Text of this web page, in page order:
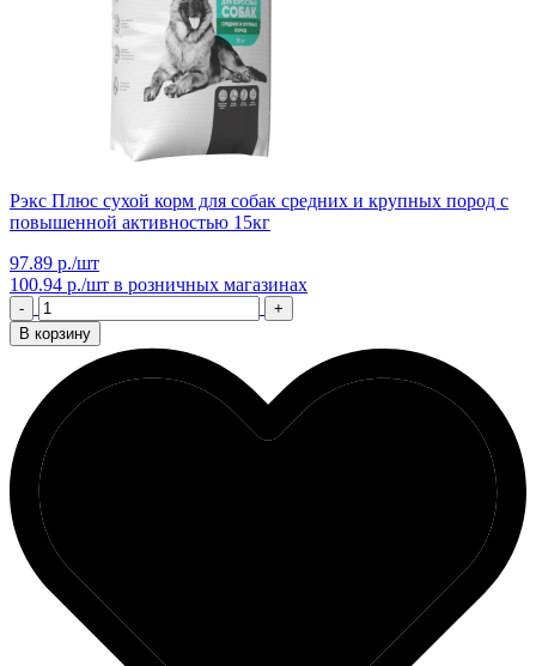
Рэкс Плюс сухой корм для собак средних и крупных пород с
повышенной активностью 15кг
97.89 р./шт
100.94 р./шт в розничных магазинах
-
+
В корзину